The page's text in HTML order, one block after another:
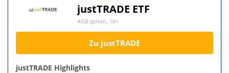
justTRADE ETF
AGB gelten, 18+
Zu justTRADE
justTRADE Highlights